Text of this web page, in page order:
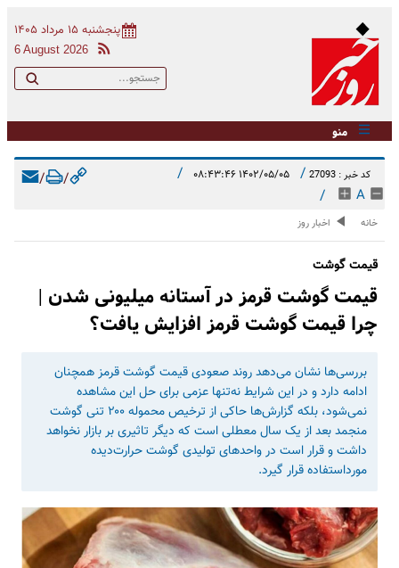
پنجشنبه ۱۵ مرداد ۱۴۰۵
6 August 2026
منو
کد خبر : 27093 / ۱۴۰۲/۰۵/۰۵ ۰۸:۴۳:۴۶ /
A
/
/
/
خانه اخبار روز
قیمت گوشت
قیمت گوشت قرمز در آستانه میلیونی شدن |
چرا قیمت گوشت قرمز افزایش یافت؟
بررسی‌ها نشان می‌دهد روند صعودی قیمت گوشت قرمز همچنان
ادامه دارد و در این شرایط نه‌تنها عزمی برای حل این مشاهده
نمی‌شود، بلکه گزارش‌ها حاکی از ترخیص محموله ۲۰۰ تنی گوشت
منجمد بعد از یک سال معطلی است که دیگر تاثیری بر بازار نخواهد
داشت و قرار است در واحد‌های تولیدی گوشت حرارت‌دیده
مورداستفاده قرار گیرد.